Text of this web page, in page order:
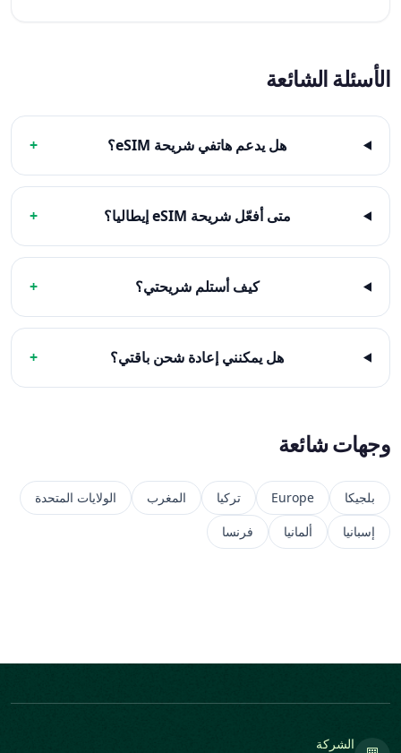
الأسئلة الشائعة
هل يدعم هاتفي شريحة eSIM؟ +
متى أفعّل شريحة eSIM إيطاليا؟ +
كيف أستلم شريحتي؟ +
هل يمكنني إعادة شحن باقتي؟ +
وجهات شائعة
بلجيكا Europe تركيا المغرب
الولايات المتحدة
إسبانيا
ألمانيا فرنسا
الشركة